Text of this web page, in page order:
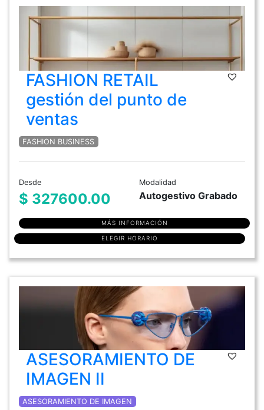
FASHION RETAIL
gestión del punto de
ventas
FASHION BUSINESS
Desde
$ 327600.00
Modalidad
Autogestivo Grabado
MÁS INFORMACIÓN
ELEGIR HORARIO
ASESORAMIENTO DE
IMAGEN II
ASESORAMIENTO DE IMAGEN